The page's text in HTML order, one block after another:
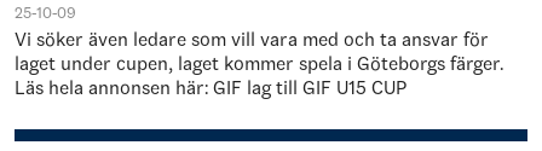
25-10-09
Vi söker även ledare som vill vara med och ta ansvar för
laget under cupen, laget kommer spela i Göteborgs färger.
Läs hela annonsen här: GIF lag till GIF U15 CUP